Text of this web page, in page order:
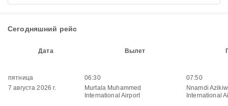
Сегодняшний рейс
Дата Вылет
пятница
7 августа 2026 г.
06:30
Murtala Muhammed
International Airport
07:50
Nnamdi
International